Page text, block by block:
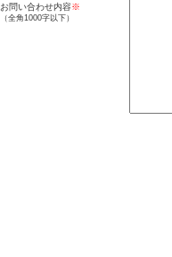
お問い合わせ内容※
（全角1000字以下）